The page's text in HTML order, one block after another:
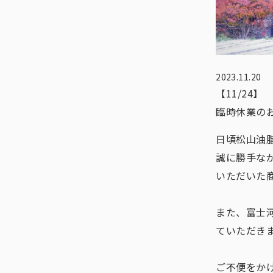
2023.11.20
【11/24】
臨時休業の
日頃松山油
誠に勝手な
いただいた
また、富士
ていただき
ご不便をか